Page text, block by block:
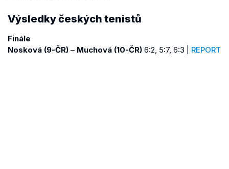
Výsledky českých tenistů
Finále
Nosková (9-ČR) – Muchová (10-ČR) 6:2, 5:7, 6:3 | REPORT